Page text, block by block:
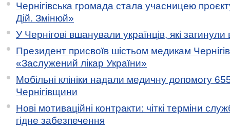
Чернігівська громада стала учасницею
Дій. Змінюй»
У Чернігові вшанували українців, які загинули
Президент присвоїв шістьом медикам
«Заслужений лікар України»
Мобільні клініки надали медичну допомогу
Чернігівщини
Нові мотиваційні контракти: чіткі терміни
гідне забезпечення